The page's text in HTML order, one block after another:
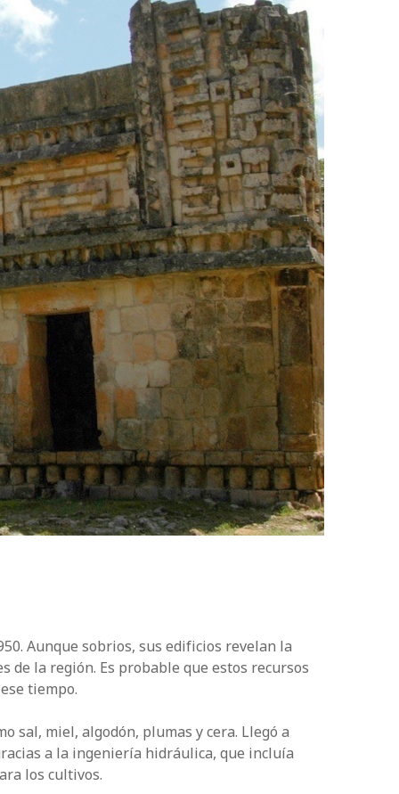
Aunque sobrios, sus edificios revelan la
de la región. Es probable que estos recursos
tiempo.
sal, miel, algodón, plumas y cera. Llegó a
a la ingeniería hidráulica, que incluía
los cultivos.